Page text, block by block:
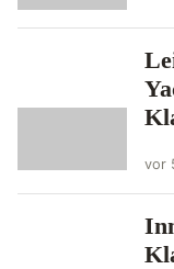
vor